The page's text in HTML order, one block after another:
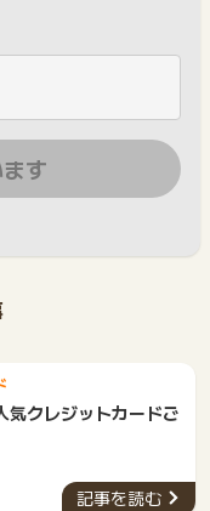
す
気クレジットカードご
記事を読む